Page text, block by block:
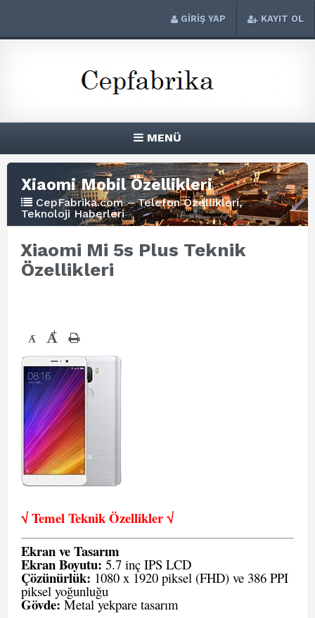
GİRİŞ YAP KAYIT OL
MENÜ
Xiaomi Mobil Özellikleri
CepFabrika.com – Telefon Özellikleri,
Teknoloji Haberleri
Xiaomi Mi 5s Plus Teknik
Özellikleri
- +
√ Temel Teknik Özellikler √
Ekran ve Tasarım
Ekran Boyutu: 5.7 inç IPS LCD
Çözünürlük: 1080 x 1920 piksel (FHD) ve 386 PPI
piksel yoğunluğu
Gövde: Metal yekpare tasarım